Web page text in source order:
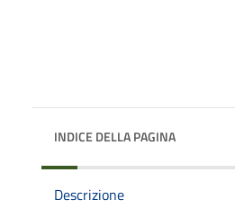
INDICE DELLA PAGINA
Descrizione